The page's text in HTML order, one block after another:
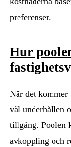
preferenser.
Hur
När det kommer
väl underhållen
tillgång. Poolen
avkoppling och